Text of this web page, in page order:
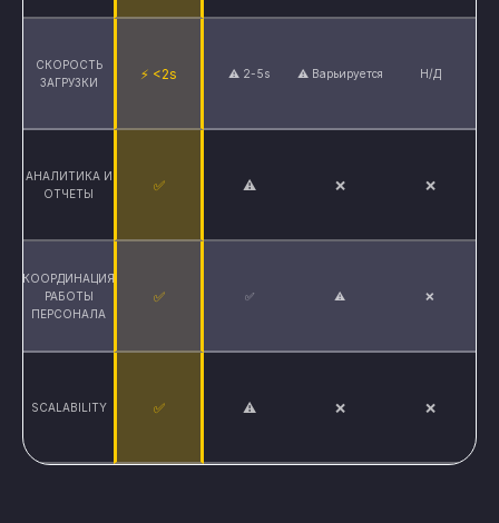
СКОРОСТЬ
ЗАГРУЗКИ
⚡ <2s ⚠️ 2-5s ⚠️ Варьируется Н/Д
АНАЛИТИКА И
ОТЧЕТЫ
✅ ⚠ ❌ ❌
КООРДИНАЦИЯ
РАБОТЫ
ПЕРСОНАЛА
✅ ✅ ⚠ ❌
SCALABILITY ✅ ⚠ ❌ ❌